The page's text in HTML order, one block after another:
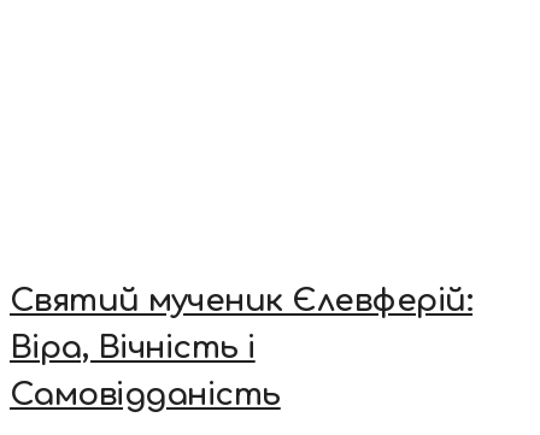
Святий мученик Єлевферій:
Віра, Вічність і
Самовідданість